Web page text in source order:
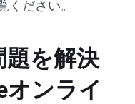
ください。
を解決
ンライ